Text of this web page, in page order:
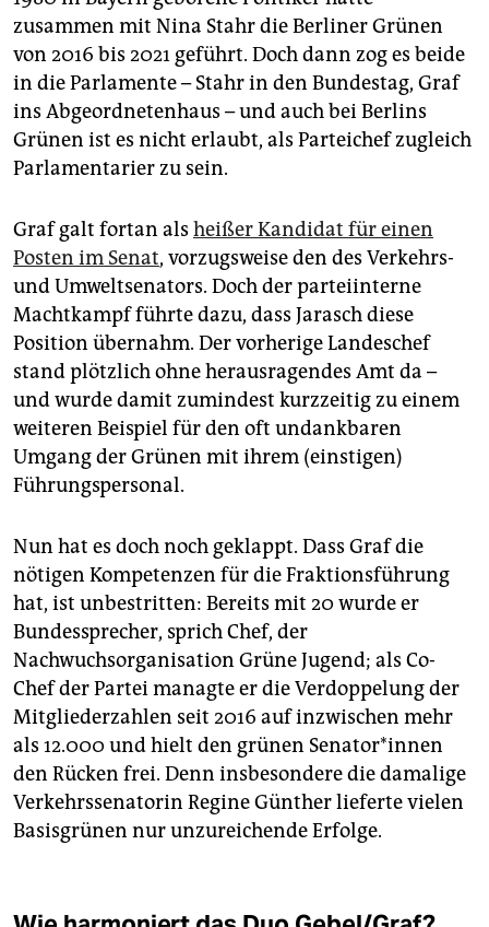
zusammen mit Nina Stahr die Berliner Grünen
von 2016 bis 2021 geführt. Doch dann zog es beide
in die Parlamente – Stahr in den Bundestag, Graf
ins Abgeordnetenhaus – und auch bei Berlins
Grünen ist es nicht erlaubt, als Parteichef zugleich
Parlamentarier zu sein.
Graf galt fortan als heißer Kandidat für einen
Posten im Senat, vorzugsweise den des Verkehrs-
und Umweltsenators. Doch der parteiinterne
Machtkampf führte dazu, dass Jarasch diese
Position übernahm. Der vorherige Landeschef
stand plötzlich ohne herausragendes Amt da –
und wurde damit zumindest kurzzeitig zu einem
weiteren Beispiel für den oft undankbaren
Umgang der Grünen mit ihrem (einstigen)
Führungspersonal.
Nun hat es doch noch geklappt. Dass Graf die
nötigen Kompetenzen für die Fraktionsführung
hat, ist unbestritten: Bereits mit 20 wurde er
Bundessprecher, sprich Chef, der
Nachwuchsorganisation Grüne Jugend; als Co-
Chef der Partei managte er die Verdoppelung der
Mitgliederzahlen seit 2016 auf inzwischen mehr
als 12.000 und hielt den grünen Se­na­to­r*in­nen
den Rücken frei. Denn insbesondere die damalige
Verkehrssenatorin Regine Günther lieferte vielen
Basisgrünen nur unzureichende Erfolge.